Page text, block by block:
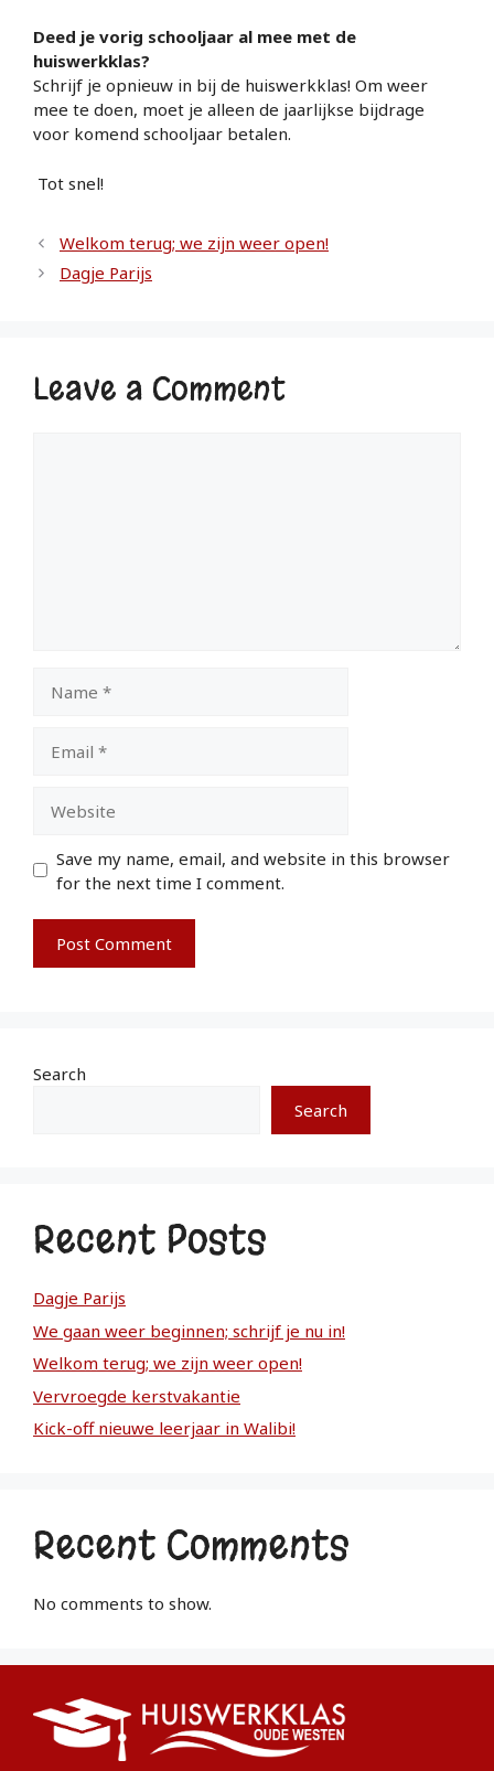
Deed je vorig schooljaar al mee met de
huiswerkklas?
Schrijf je opnieuw in bij de huiswerkklas! Om weer
mee te doen, moet je alleen de jaarlijkse bijdrage
voor komend schooljaar betalen.
Tot snel!
Welkom terug; we zijn weer open!
Dagje Parijs
Leave a Comment
Save my name, email, and website in this browser
for the next time I comment.
Search
Search
Recent Posts
Dagje Parijs
We gaan weer beginnen; schrijf je nu in!
Welkom terug; we zijn weer open!
Vervroegde kerstvakantie
Kick-off nieuwe leerjaar in Walibi!
Recent Comments
No comments to show.